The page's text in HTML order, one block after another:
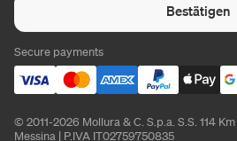
Bestätigen
Secure payments
© 2011-2026 Mollura & C. S.p.a. S.S. 114
Messina | P.IVA IT02759750835